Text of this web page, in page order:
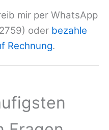
mir per WhatsApp
oder bezahle
Rechnung.